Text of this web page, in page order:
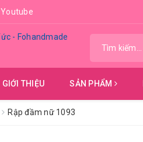
Youtube
GIỚI THIỆU SẢN PHẨM
Rập đầm nữ 1093